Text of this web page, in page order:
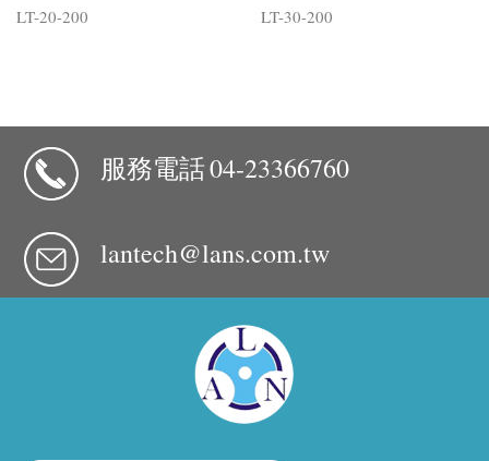
LT-20-200 LT-30-200
服務電話04-23366760
lantech@lans.com.tw